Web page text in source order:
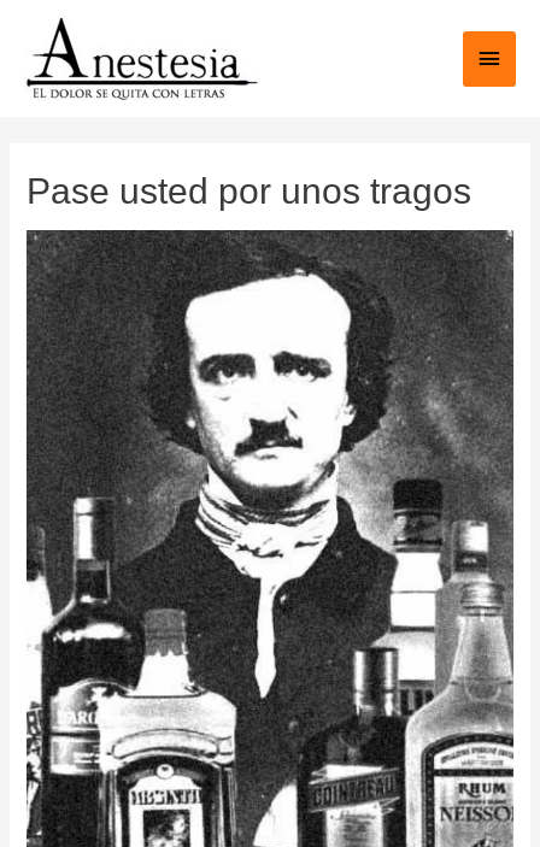
contenido
Menú
Pase usted por unos tragos